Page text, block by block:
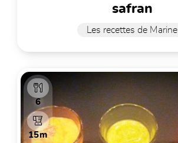
safran
Les recettes de Marine
6
15m